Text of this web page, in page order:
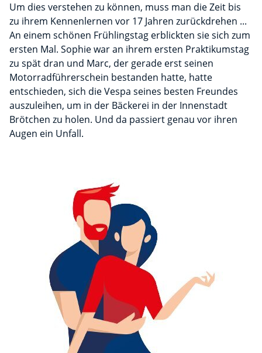
Um dies verstehen zu können, muss man die Zeit bis
zu ihrem Kennenlernen vor 17 Jahren zurückdrehen ...
An einem schönen Frühlingstag erblickten sie sich zum
ersten Mal. Sophie war an ihrem ersten Praktikumstag
zu spät dran und Marc, der gerade erst seinen
Motorradführerschein bestanden hatte, hatte
entschieden, sich die Vespa seines besten Freundes
auszuleihen, um in der Bäckerei in der Innenstadt
Brötchen zu holen. Und da passiert genau vor ihren
Augen ein Unfall.